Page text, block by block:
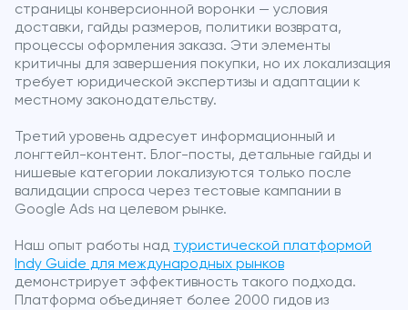
страницы конверсионной воронки — условия
доставки, гайды размеров, политики возврата,
процессы оформления заказа. Эти элементы
критичны для завершения покупки, но их локализация
требует юридической экспертизы и адаптации к
местному законодательству.
Третий уровень адресует информационный и
лонгтейл-контент. Блог-посты, детальные гайды и
нишевые категории локализуются только после
валидации спроса через тестовые кампании в
Google Ads на целевом рынке.
Наш опыт работы над туристической платформой
Indy Guide для международных рынков
демонстрирует эффективность такого подхода.
Платформа объединяет более 2000 гидов из